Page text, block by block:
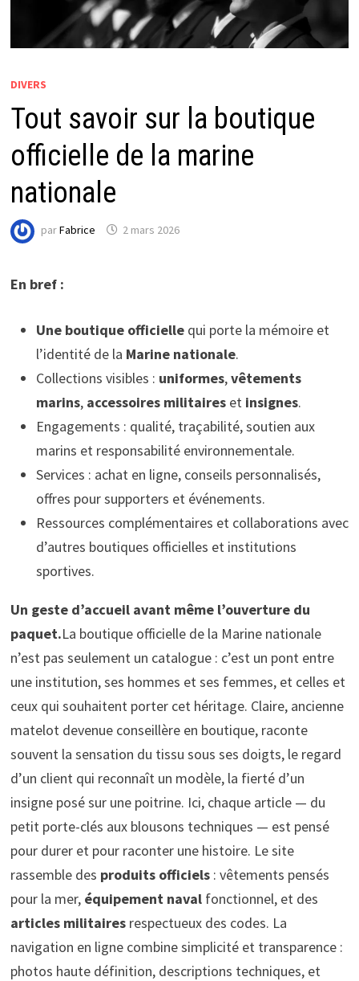
DIVERS
Tout savoir sur la boutique
officielle de la marine
nationale
parFabrice 2 mars 2026
En bref :
Une boutique officiellequi porte la mémoire et
l’identité de la Marine nationale.
Collections visibles : uniformes,vêtements
marins, accessoires militaireset insignes.
Engagements : qualité, traçabilité, soutien aux
marins et responsabilité environnementale.
Services : achat en ligne, conseils personnalisés,
offres pour supporters et événements.
Ressources complémentaires et collaborations avec
d’autres boutiques officielles et institutions
sportives.
Un geste d’accueil avant même l’ouverture du
paquet.La boutique officielle de la Marine nationale
n’est pas seulement un catalogue : c’est un pont entre
une institution, ses hommes et ses femmes, et celles et
ceux qui souhaitent porter cet héritage. Claire, ancienne
matelot devenue conseillère en boutique, raconte
souvent la sensation du tissu sous ses doigts, le regard
d’un client qui reconnaît un modèle, la fierté d’un
insigne posé sur une poitrine. Ici, chaque article — du
petit porte-clés aux blousons techniques — est pensé
pour durer et pour raconter une histoire. Le site
rassemble des produits officiels: vêtements pensés
pour la mer, équipement navalfonctionnel, et des
articles militairesrespectueux des codes. La
navigation en ligne combine simplicité et transparence :
photos haute définition, descriptions techniques, et